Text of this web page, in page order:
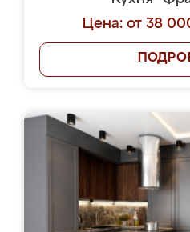
Цена: от 38